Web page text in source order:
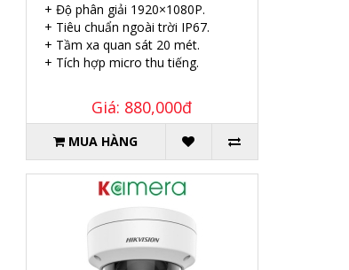
+ Độ phân giải 1920×1080P.
+ Tiêu chuẩn ngoài trời IP67.
+ Tầm xa quan sát 20 mét.
+ Tích hợp micro thu tiếng.
Giá: 880,000đ
MUA HÀNG